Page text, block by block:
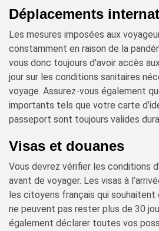
Déplacements
Les mesures imposées aux
constamment en raison de la
vous donc toujours d'avoir accès
jour sur les conditions sanitaires
voyage. Assurez-vous également
importants tels que votre carte
passeport sont toujours valides
Visas et douanes
Vous devrez vérifier les conditions
avant de voyager. Les visas à
les citoyens français qui souhaitent
ne peuvent pas rester plus de 30
également déclarer toutes vos